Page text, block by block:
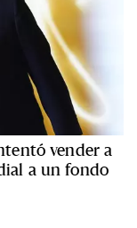
vender a
a un fondo